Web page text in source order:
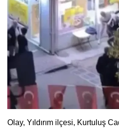
Olay, Yıldırım ilçesi, Kurtuluş